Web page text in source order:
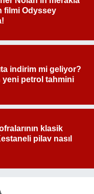
filmi Odyssey
indirim mi geliyor?
yeni petrol tahmini
klasik
pilav nasıl